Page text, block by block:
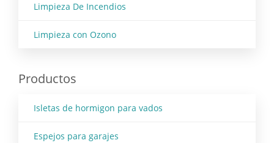
Limpieza De Incendios
Limpieza con Ozono
Productos
Isletas de hormigon para vados
Espejos para garajes